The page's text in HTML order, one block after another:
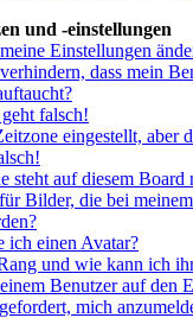
und -einstellungen
Einstellungen
dass mein
falsch!
eingestellt, aber
steht auf diesem
Bilder, die bei
ich einen Avatar?
und wie kann ich
Benutzer auf den
mich